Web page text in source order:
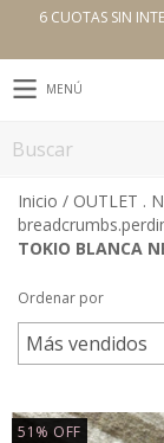
6 CUOTAS SIN
MENÚ
Inicio / OUTLET .
TOKIO BLANCA
Ordenar por
51 % OFF